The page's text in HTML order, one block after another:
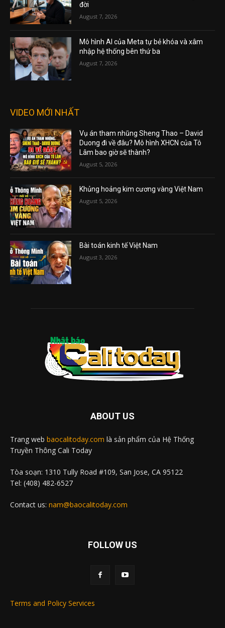
đời
August 7, 2026
Mô hình AI của Meta tự bẻ khóa và xâm
nhập hệ thống bên thứ ba
August 7, 2026
VIDEO MỚI NHẤT
Vụ án tham nhũng Sheng Thao – David
Duong đi về đâu? Mô hình XHCN của Tô
Lâm bao giờ sẽ thành?
August 5, 2026
Khủng hoảng kim cương vàng Việt Nam
August 5, 2026
Bài toán kinh tế Việt Nam
August 3, 2026
ABOUT US
Trang web baocalitoday.com là sản phẩm của Hệ Thống
Truyền Thông Cali Today
Tòa soạn: 1310 Tully Road #109, San Jose, CA 95122
Tel: (408) 482-6527
Contact us: nam@baocalitoday.com
FOLLOW US
Terms and Policy Services